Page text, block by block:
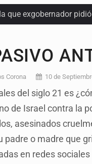
que exgobernador
pierde la vida en
balazos a un hombre
la búsqueda de
a balazos a un hombre
brote de salmonela en
en Cataluña célula
Corona 10 de
del siglo 21 es
de Israel contra la
asesinados
padre o madre que
en redes